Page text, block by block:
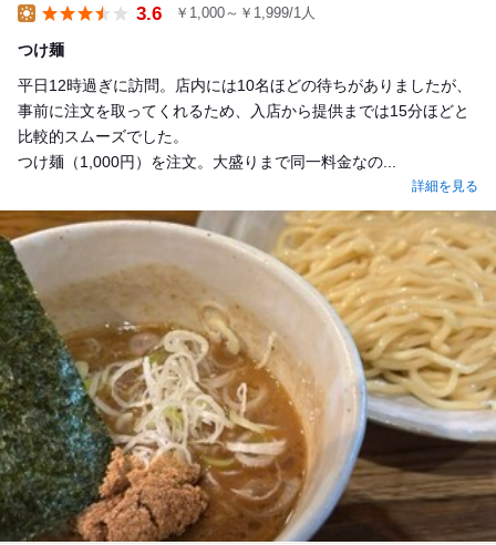
3.6 ￥1,000～￥1,999/1人
つけ麺
平日12時過ぎに訪問。店内には10名ほどの待ちがありましたが、
事前に注文を取ってくれるため、入店から提供までは15分ほどと
比較的スムーズでした。
つけ麺（1,000円）を注文。大盛りまで同一料金なの...
詳細を見る